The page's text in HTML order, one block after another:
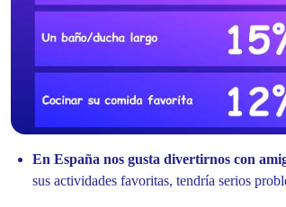
En España nos gusta divertirnos con
sus actividades favoritas, tendría serios